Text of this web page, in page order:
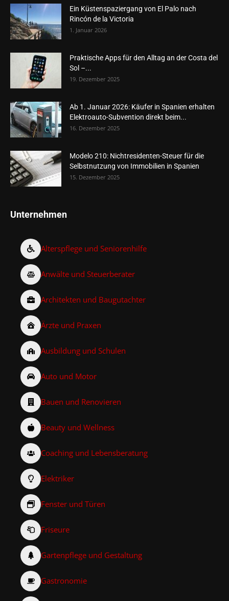
Ein Küstenspaziergang von El Palo nach
Rincón de la Victoria
1. Januar 2026
Praktische Apps für den Alltag an der Costa del
Sol –...
19. Dezember 2025
Ab 1. Januar 2026: Käufer in Spanien erhalten
Elektroauto-Subvention direkt beim...
16. Dezember 2025
Modelo 210: Nichtresidenten-Steuer für die
Selbstnutzung von Immobilien in Spanien
15. Dezember 2025
Unternehmen
Alterspflege und Seniorenhilfe
Anwälte und Steuerberater
Architekten und Baugutachter
Ärzte und Praxen
Ausbildung und Schulen
Auto und Motor
Bauen und Renovieren
Beauty und Wellness
Coaching und Lebensberatung
Elektriker
Fenster und Türen
Friseure
Gartenpflege und Gestaltung
Gastronomie